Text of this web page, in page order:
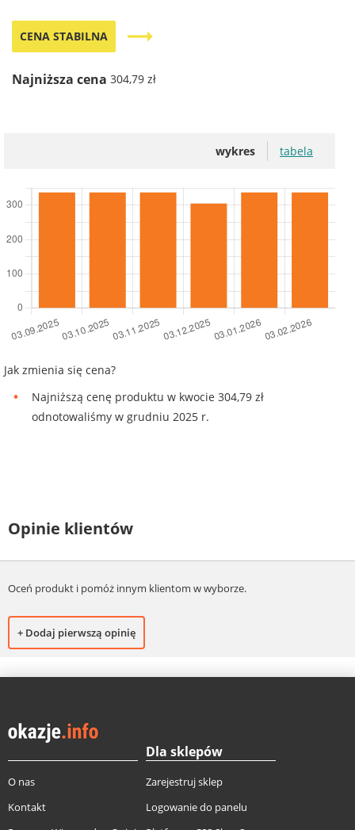
CENA STABILNA trending_flat
Najniższa cena 304,79 zł
wykres tabela
Jak zmienia się cena?
Najniższą cenę produktu w kwocie 304,79 zł
odnotowaliśmy w grudniu 2025 r.
Opinie klientów
Oceń produkt i pomóż innym klientom w wyborze.
+ Dodaj pierwszą opinię
O nas
Kontakt
Dla sklepów
Zarejestruj sklep
Logowanie do panelu